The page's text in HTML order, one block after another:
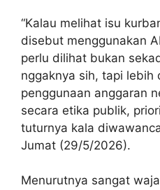
“Kalau melihat isu
disebut menggunakan
perlu dilihat bukan
nggaknya sih, tapi lebih
penggunaan anggaran
secara etika publik,
tuturnya kala
Jumat (29/5/2026).
Menurutnya sangat